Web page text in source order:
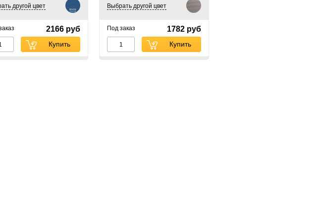
другой цвет
2166 руб
Купить
Выбрать другой цвет
Под заказ 1782 руб
Купить